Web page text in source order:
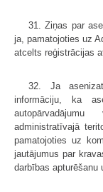
31. Ziņas par
ja, pamatojoties uz
atcelts reģistrācijas
32. Ja
informāciju, ka
administratīvajā
pamatojoties uz
jautājumus par
darbības apturēšanu